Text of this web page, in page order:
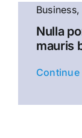
Business,
Nulla
mauris